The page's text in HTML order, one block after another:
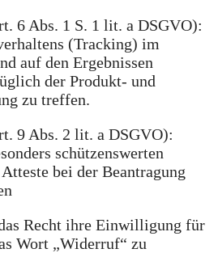
6 Abs. 1 S. 1 lit. a DSGVO):
(Tracking) im
auf den Ergebnissen
der Produkt- und
zu treffen.
9 Abs. 2 lit. a DSGVO):
schützenswerten
bei der Beantragung
Recht ihre Einwilligung für
Wort „Widerruf“ zu